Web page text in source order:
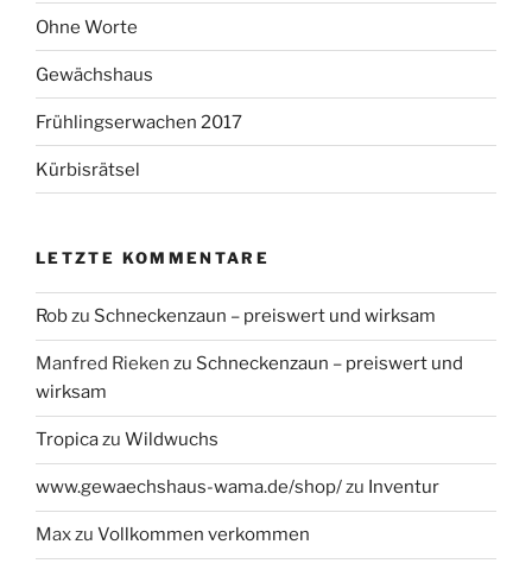
Ohne Worte
Gewächshaus
Frühlingserwachen 2017
Kürbisrätsel
LETZTE KOMMENTARE
Robzu Schneckenzaun – preiswert und wirksam
Manfred Rieken zu Schneckenzaun – preiswert und
wirksam
Tropicazu Wildwuchs
www.gewaechshaus-wama.de/shop/zu Inventur
Maxzu Vollkommen verkommen